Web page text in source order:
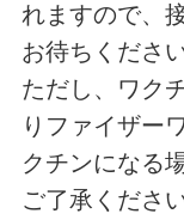
れますので、
お待ちくださ
ただし、ワク
りファイザー
クチンになる
ご了承くださ